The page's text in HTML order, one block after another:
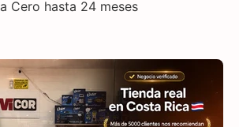
Cero hasta 24 meses